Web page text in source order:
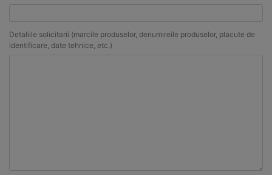
Detaliile solicitarii (marcile produselor, denumireile produselor, placute de
identificare, date tehnice, etc.)